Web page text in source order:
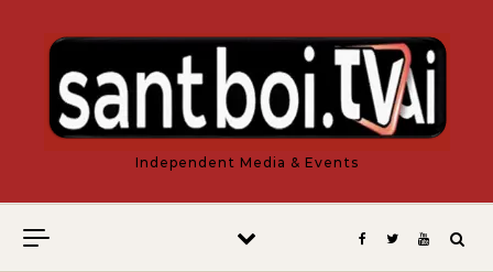
Independent Media & Events